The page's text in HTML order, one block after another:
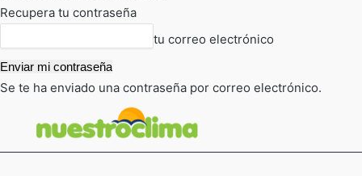
Recupera tu contraseña
tu correo electrónico
Se te ha enviado una contraseña por correo electrónico.